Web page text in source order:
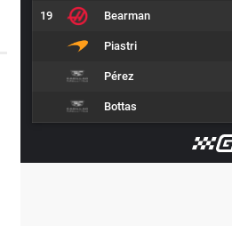
19 Bearman
Piastri
Pérez
Bottas